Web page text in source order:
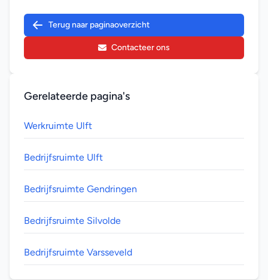
Terug naar paginaoverzicht
Contacteer ons
Gerelateerde pagina's
Werkruimte Ulft
Bedrijfsruimte Ulft
Bedrijfsruimte Gendringen
Bedrijfsruimte Silvolde
Bedrijfsruimte Varsseveld